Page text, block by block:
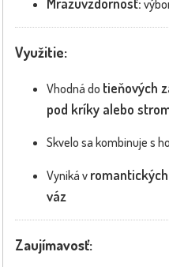
Využitie:
Vhodná do tieňových
pod kríky alebo
Skvelo sa kombinuje s
Vyniká v
váz
Zaujímavosť: